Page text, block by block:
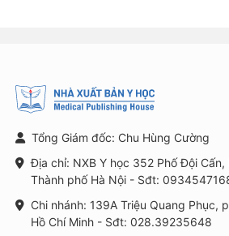
Tổng Giám đốc: Chu Hùng Cường
Địa chỉ: NXB Y học 352 Phố Đội
Thành phố Hà Nội - Sđt:
Chi nhánh: 139A Triệu Quang Phục,
Hồ Chí Minh - Sđt: 028.39235648